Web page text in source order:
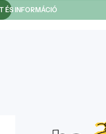
ÉS INFORMÁCIÓ